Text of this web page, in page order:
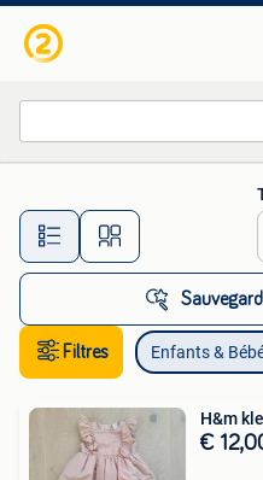
Toutes
Filtres Enfants &
H&m
€